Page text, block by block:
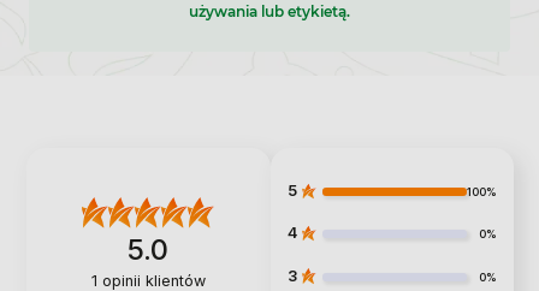
używania lub etykietą.
5.0
1 opinii klientów
5 100%
4 0%
3 0%